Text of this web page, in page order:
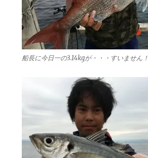
船長に今日一の3.14kgが・・・すいません！